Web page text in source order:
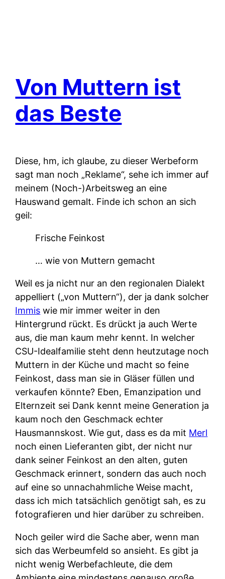
Von Muttern ist
das Beste
Diese, hm, ich glaube, zu dieser Werbeform
sagt man noch „Reklame“, sehe ich immer auf
meinem (Noch-)Arbeitsweg an eine
Hauswand gemalt. Finde ich schon an sich
geil:
Frische Feinkost
… wie von Muttern gemacht
Weil es ja nicht nur an den regionalen Dialekt
appelliert („von Muttern“), der ja dank solcher
Immis wie mir immer weiter in den
Hintergrund rückt. Es drückt ja auch Werte
aus, die man kaum mehr kennt. In welcher
CSU-Idealfamilie steht denn heutzutage noch
Muttern in der Küche und macht so feine
Feinkost, dass man sie in Gläser füllen und
verkaufen könnte? Eben, Emanzipation und
Elternzeit sei Dank kennt meine Generation ja
kaum noch den Geschmack echter
Hausmannskost. Wie gut, dass es da mit Merl
noch einen Lieferanten gibt, der nicht nur
dank seiner Feinkost an den alten, guten
Geschmack erinnert, sondern das auch noch
auf eine so unnachahmliche Weise macht,
dass ich mich tatsächlich genötigt sah, es zu
fotografieren und hier darüber zu schreiben.
Noch geiler wird die Sache aber, wenn man
sich das Werbeumfeld so ansieht. Es gibt ja
nicht wenig Werbefachleute, die dem